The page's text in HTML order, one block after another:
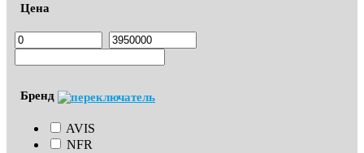
Цена
Бренд
AVIS
NFR